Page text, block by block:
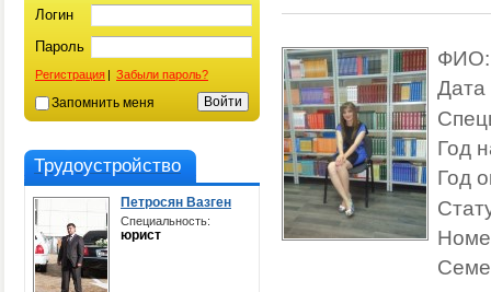
Логин
Пароль
Регистрация | Забыли пароль?
Запомнить меня
Трудоустройство
Петросян Вазген
Специальность:
юрист
ФИО:
Дата
Год
Год